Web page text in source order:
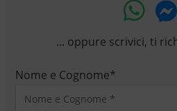
... oppure scrivici, ti
Nome e Cognome*